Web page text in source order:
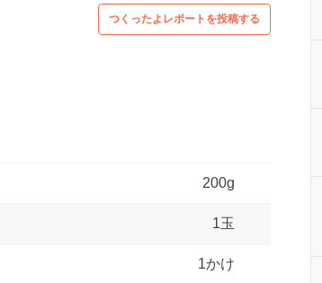
つくったよレポートを投稿する
200g
1玉
1かけ